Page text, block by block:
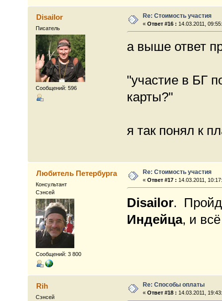
Disailor
Писатель
Сообщений: 596
Re: Стоимость участия
«Ответ #16 : 14.03.2011,
а выше ответ
"участие в БГ
карты?"
я так понял к
Любитель Петербурга
Консультант
Сэнсей
Сообщений: 3 800
Re: Стоимость участия
«Ответ #17 : 14.03.2011,
Disailor.
Индейца, и
Rih
Сэнсей
Re: Способы оплаты
«Ответ #18 : 14.03.2011,